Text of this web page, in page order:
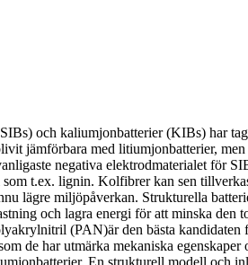
och kaliumjonbatterier (KIBs) har
jämförbara med litiumjonbatterier,
negativa elektrodmaterialet för
som t.ex. lignin. Kolfibrer kan sen
lägre miljöpåverkan. Strukturella
och lagra energi för att minska den
(PAN)är den bästa kandidaten
de har utmärka mekaniska egenskaper
En strukturell modell och